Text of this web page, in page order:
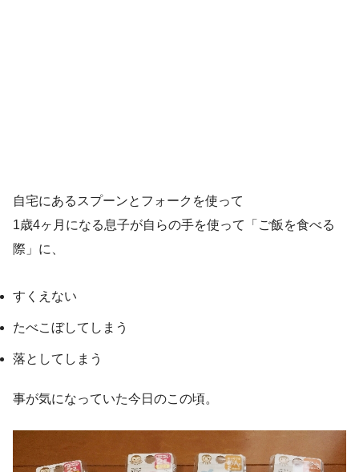
自宅にあるスプーンとフォークを使って
1歳4ヶ月になる息子が自らの手を使って「ご飯を食べる
際」に、
すくえない
たべこぼしてしまう
落としてしまう
事が気になっていた今日のこの頃。